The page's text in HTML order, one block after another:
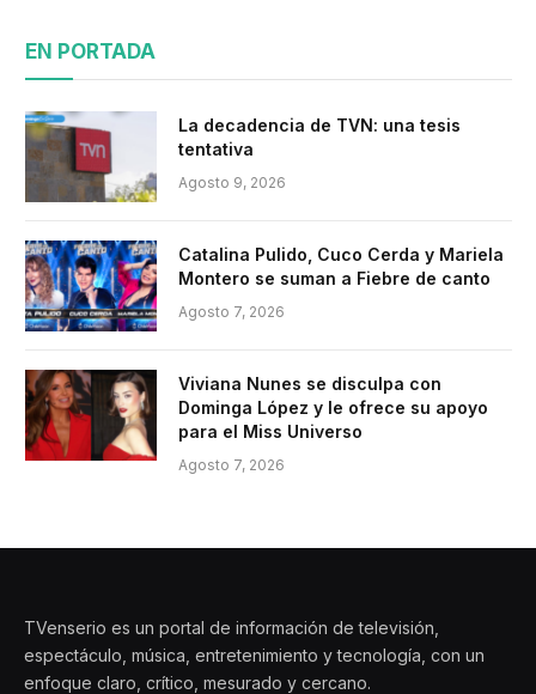
EN PORTADA
La decadencia de TVN: una tesis
tentativa
Agosto 9, 2026
Catalina Pulido, Cuco Cerda y Mariela
Montero se suman a Fiebre de canto
Agosto 7, 2026
Viviana Nunes se disculpa con
Dominga López y le ofrece su apoyo
para el Miss Universo
Agosto 7, 2026
TVenserio es un portal de información de televisión,
espectáculo, música, entretenimiento y tecnología, con un
enfoque claro, crítico, mesurado y cercano.